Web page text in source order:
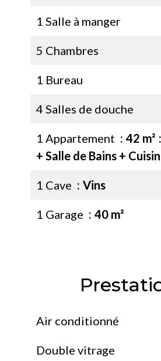
1 Salle à manger
5 Chambres
1 Bureau
4 Salles de douche
1 Appartement 42 m²
+ Salle de Bains +
1 Cave Vins
1 Garage 40 m²
Air conditionné
Double vitrage